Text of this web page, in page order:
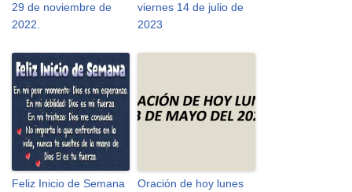
29 de noviembre de
2022.
viernes 14 de julio de
2023
Feliz Inicio de Semana
Oración de hoy lunes